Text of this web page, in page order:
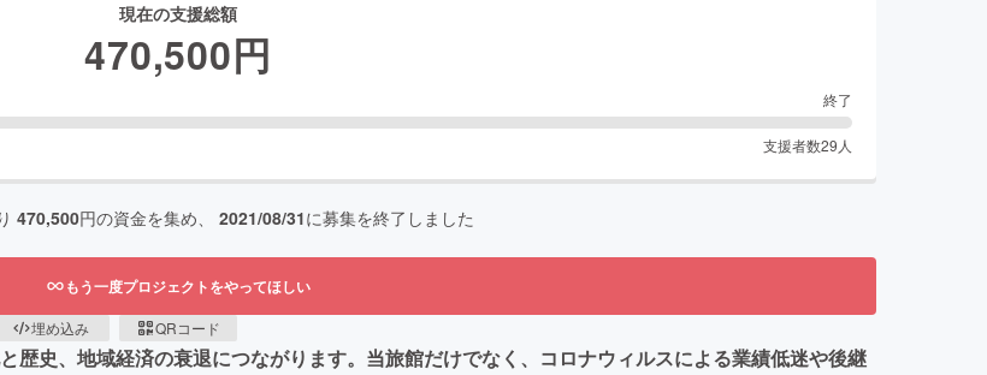
現在の支援総額
470,500円
終了
支援者数29人
470,500円の資金を集め、 2021/08/31に募集を終了しました
もう一度プロジェクトをやってほしい
埋め込み QRコード
歴史、地域経済の衰退につながります。当旅館だけでなく、コロナウィルスによる業績低迷や後継